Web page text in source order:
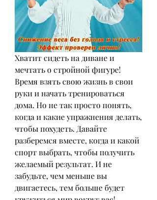
Хватит сидеть на диване и
мечтать о стройной фигуре!
Время взять свою жизнь в свои
руки и начать тренироваться
дома. Но не так просто понять,
когда и какие упражнения делать,
чтобы похудеть. Давайте
разберемся вместе, когда и какой
спорт выбрать, чтобы получить
желаемый результат. И не
забудьте, чем меньше вы
двигаетесь, тем больше будет